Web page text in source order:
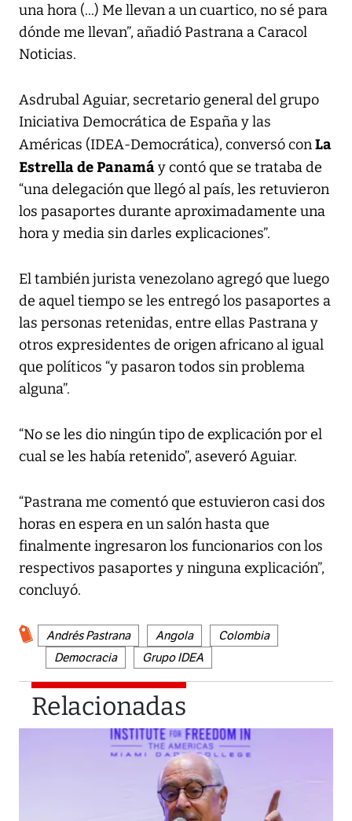
una hora (...) Me llevan a un cuartico, no sé para
dónde me llevan”, añadió Pastrana a Caracol
Noticias.
Asdrubal Aguiar, secretario general del grupo
Iniciativa Democrática de España y las
Américas (IDEA-Democrática), conversó conLa
Estrella de Panamáy contó que se trataba de
“una delegación que llegó al país, les retuvieron
los pasaportes durante aproximadamente una
hora y media sin darles explicaciones”.
El también jurista venezolano agregó que luego
de aquel tiempo se les entregó los pasaportes a
las personas retenidas, entre ellas Pastrana y
otros expresidentes de origen africano al igual
que políticos “y pasaron todos sin problema
alguna”.
“No se les dio ningún tipo de explicación por el
cual se les había retenido”, aseveró Aguiar.
“Pastrana me comentó que estuvieron casi dos
horas en espera en un salón hasta que
finalmente ingresaron los funcionarios con los
respectivos pasaportes y ninguna explicación”,
concluyó.
Andrés Pastrana Angola
Colombia
Democracia
Grupo IDEA
Relacionadas